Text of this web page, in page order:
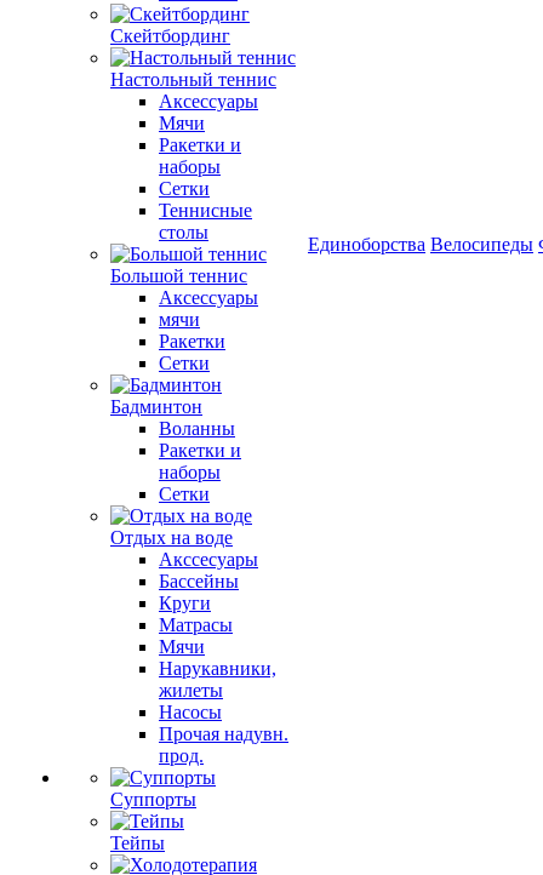
Скейтбординг
Настольный теннис
Аксессуары
Мячи
Ракетки и
наборы
Сетки
Теннисные
столы
Большой теннис
Аксессуары
мячи
Ракетки
Сетки
Бадминтон
Воланны
Ракетки и
наборы
Сетки
Отдых на воде
Акссесуары
Бассейны
Круги
Матрасы
Мячи
Нарукавники,
жилеты
Насосы
Прочая надувн.
прод.
Суппорты
Тейпы
Единоборства Велосипеды